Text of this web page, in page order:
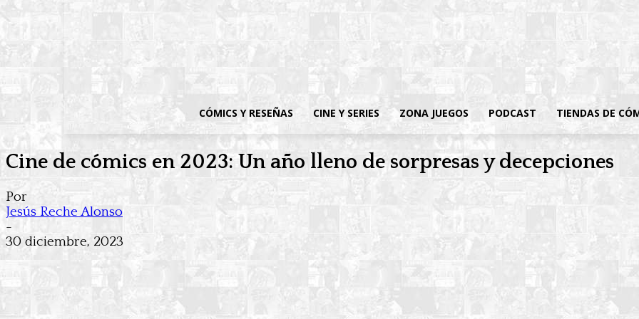
CÓMICS Y RESEÑAS CINE Y SERIES ZONA JUEGOS PODCAST TIENDAS DE
Cine de cómics en 2023: Un año lleno de sorpresas y decepciones
Por
Jesús Reche Alonso
-
30 diciembre, 2023